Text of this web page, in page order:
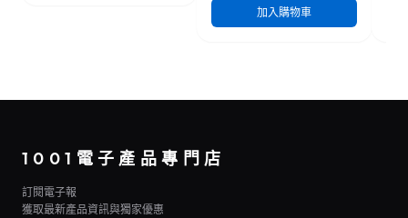
加入購物車
1001電子產品專門店
訂閱電子報
獲取最新產品資訊與獨家優惠